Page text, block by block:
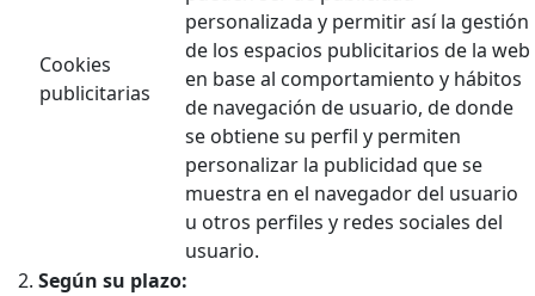
Cookies
publicitarias
personalizada y permitir así la gestión
de los espacios publicitarios de la web
en base al comportamiento y hábitos
de navegación de usuario, de donde
se obtiene su perfil y permiten
personalizar la publicidad que se
muestra en el navegador del usuario
u otros perfiles y redes sociales del
usuario.
Según su plazo: